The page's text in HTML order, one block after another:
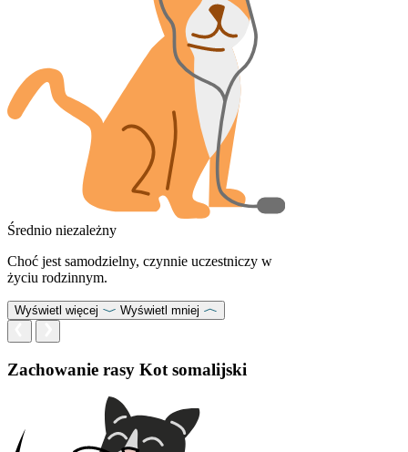
Średnio niezależny
Choć jest samodzielny, czynnie uczestniczy w
życiu rodzinnym.
Wyświetl więcej Wyświetl mniej
Zachowanie rasy Kot somalijski